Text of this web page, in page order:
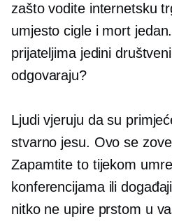
zašto vodite internetsku
umjestocigle i mort
prijateljima jedini
odgovaraju?
Ljudi vjeruju da su
stvarno jesu. Ovo se
Zapamtite to tijekom
konferencijama ili
nitko ne upire prstom u